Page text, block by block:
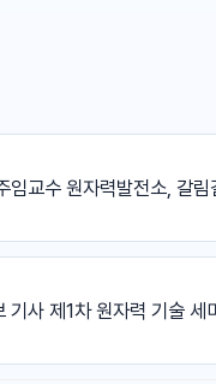
임교수 원자력발전소, 갈
기사 제1차 원자력 기술 세